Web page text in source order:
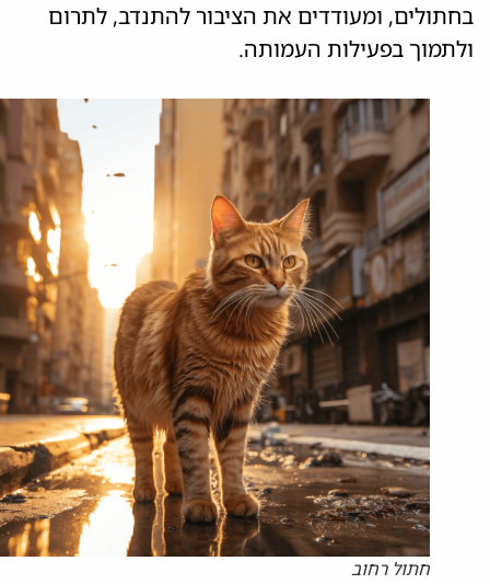
בחתולים, ומעודדים את הציבור להתנדב, לתרום
ולתמוך בפעילות העמותה​​.
חתול רחוב